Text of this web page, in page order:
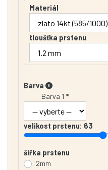
Materiál
tloušťka prstenu
Barva
Barva 1 *
velikost prstenu: 63
šířka prstenu
2mm